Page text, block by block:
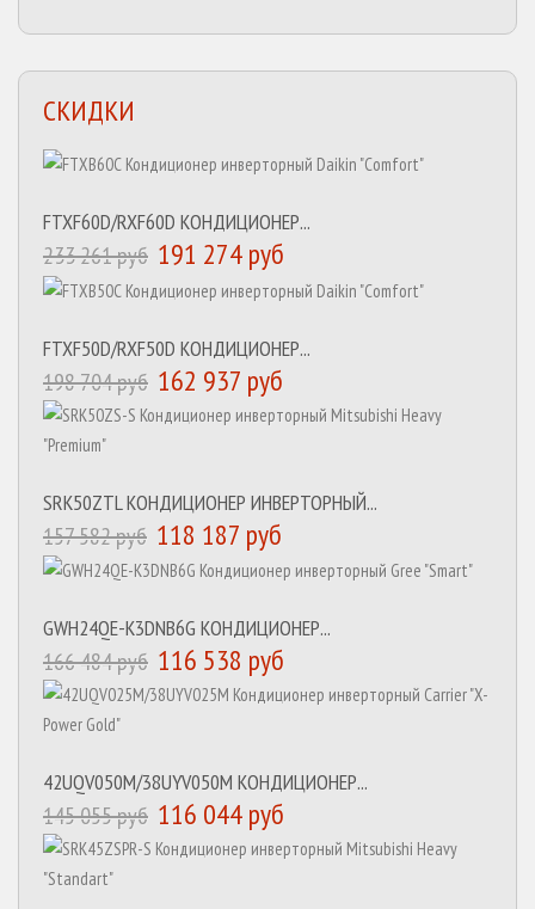
СКИДКИ
FTXF60D/RXF60D КОНДИЦИОНЕР...
233 261 руб 191 274 руб
FTXF50D/RXF50D КОНДИЦИОНЕР...
198 704 руб 162 937 руб
SRK50ZTL КОНДИЦИОНЕР ИНВЕРТОРНЫЙ...
157 582 руб 118 187 руб
GWH24QE-K3DNB6G КОНДИЦИОНЕР...
166 484 руб 116 538 руб
42UQV050M/38UYV050M КОНДИЦИОНЕР...
145 055 руб 116 044 руб